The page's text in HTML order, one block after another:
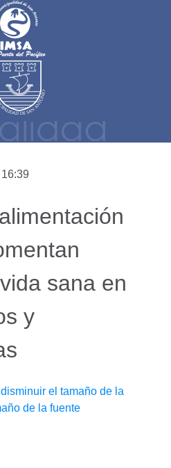
sana en
y
disminuir el tamaño de la
de la fuente